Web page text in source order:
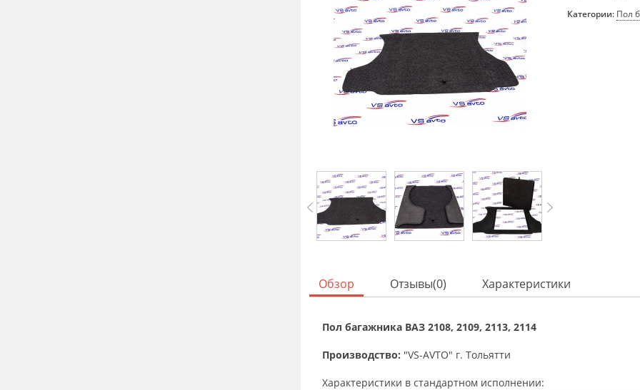
Категории: Пол
Обзор Отзывы(0) Характеристики
Пол багажника ВАЗ 2108, 2109, 2113, 2114
Производство: "VS-AVTO" г. Тольятти
Характеристики в стандартном исполнении: